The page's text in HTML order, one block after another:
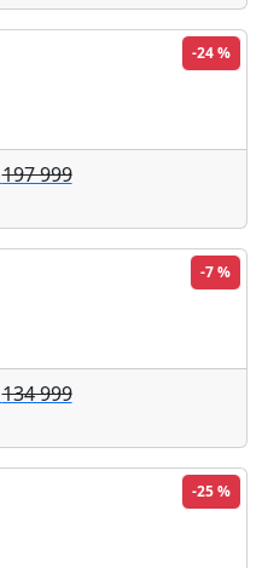
-24 %
197 999
-7 %
134 999
-25 %